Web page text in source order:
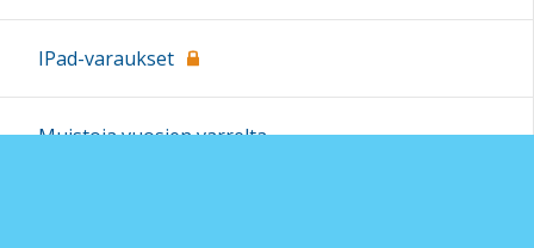
IPad-varaukset
Muistoja vuosien varrelta